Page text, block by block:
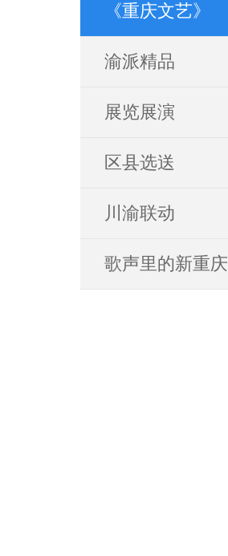
《重庆文艺》
渝派精品
展览展演
区县选送
川渝联动
歌声里的新重庆